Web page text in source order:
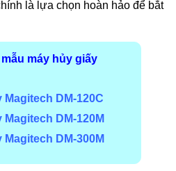
là lựa chọn hoàn hảo để bắt
máy hủy giấy
Magitech DM-120C
Magitech DM-120M
Magitech DM-300M